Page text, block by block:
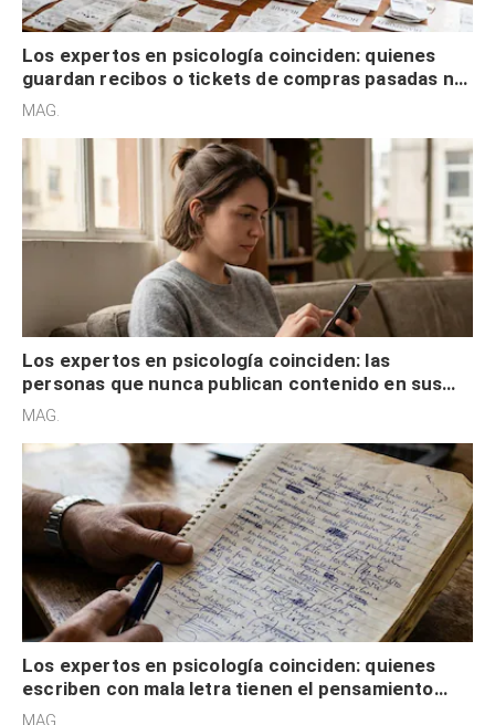
Los expertos en psicología coinciden: quienes
guardan recibos o tickets de compras pasadas no
son acumuladores, sino que tienen necesidad de
MAG.
Los expertos en psicología coinciden: las
personas que nunca publican contenido en sus
redes sociales no pretenden buscar validación
MAG.
Los expertos en psicología coinciden: quienes
escriben con mala letra tienen el pensamiento
acelerado y no lo hacen por desinterés
MAG.